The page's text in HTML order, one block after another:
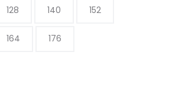
128 140 152
164 176